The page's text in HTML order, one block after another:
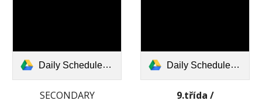
Daily Schedule (Y7 - 9).docx.pdf
SECONDARY
Daily Schedule (9t+Y10-13).docx.pdf
9.třída /